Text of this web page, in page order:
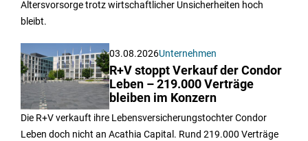
Altersvorsorge trotz wirtschaftlicher Unsicherheiten hoch
bleibt.
03.08.2026Unternehmen
R+V stoppt Verkauf der Condor
Leben – 219.000 Verträge
bleiben im Konzern
Die R+V verkauft ihre Lebensversicherungstochter Condor
Leben doch nicht an Acathia Capital. Rund 219.000 Verträge